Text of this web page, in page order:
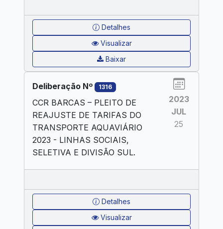
Detalhes
Visualizar
Baixar
Deliberação Nº 1316
CCR BARCAS – PLEITO DE
REAJUSTE DE TARIFAS DO
TRANSPORTE AQUAVIÁRIO
2023 - LINHAS SOCIAIS,
SELETIVA E DIVISÃO SUL.
2023
JUL
25
Detalhes
Visualizar